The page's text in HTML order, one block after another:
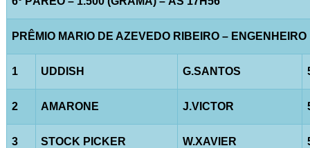
PRÊMIO MARIO DE AZEVEDO RIBEIRO – ENGENHEIRO
1 UDDISH G.SANTOS
2 AMARONE J.VICTOR
3 STOCK PICKER W.XAVIER